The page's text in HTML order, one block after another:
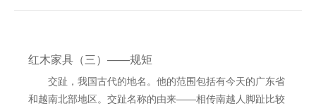
红木家具（三）——规矩
交趾，我国古代的地名。他的范围包括有今天的广东省
和越南北部地区。交趾名称的由来——相传南越人脚趾比较